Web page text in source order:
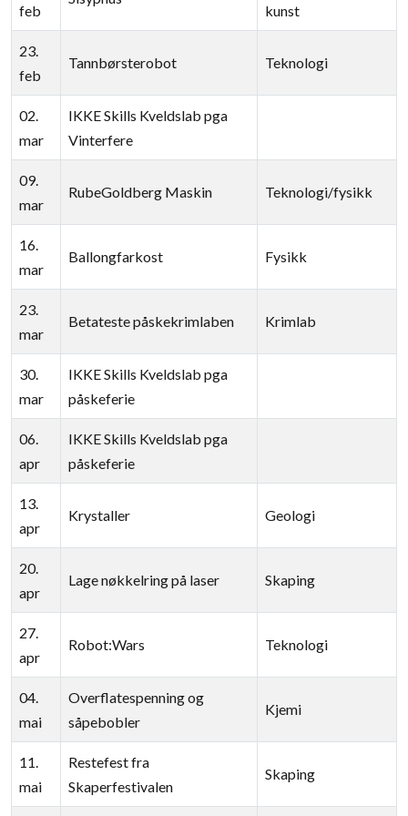
feb kunst
23.
feb
Tannbørsterobot Teknologi
02.
mar
IKKE Skills Kveldslab pga
Vinterfere
09.
mar
RubeGoldberg Maskin Teknologi/fysikk
16.
mar
Ballongfarkost Fysikk
23.
mar
Betateste påskekrimlaben Krimlab
30.
mar
IKKE Skills Kveldslab pga
påskeferie
06.
apr
IKKE Skills Kveldslab pga
påskeferie
13.
apr
Krystaller Geologi
20.
apr
Lage nøkkelring på laser Skaping
27.
apr
Robot:Wars Teknologi
04.
mai
Overflatespenning og
såpebobler
Kjemi
11.
mai
Restefest fra
Skaperfestivalen
Skaping